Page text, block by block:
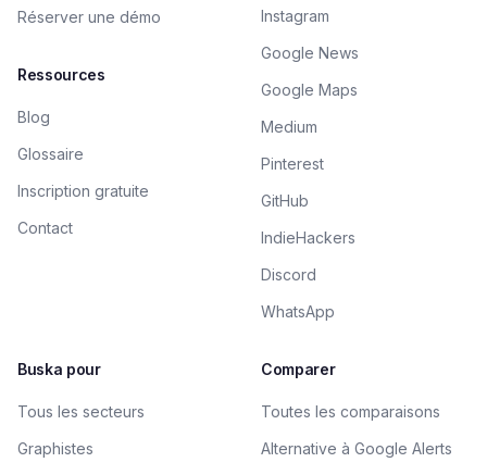
Réserver une démo
Ressources
Blog
Glossaire
Inscription gratuite
Contact
Instagram
Google News
Google Maps
Medium
Pinterest
GitHub
IndieHackers
Discord
WhatsApp
Buska pour
Tous les secteurs
Graphistes
Comparer
Toutes les comparaisons
Alternative à Google Alerts